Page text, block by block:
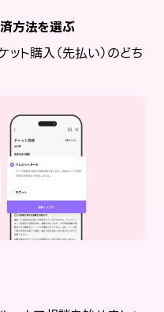
方法を選ぶ
ット購入（先払い）のどち